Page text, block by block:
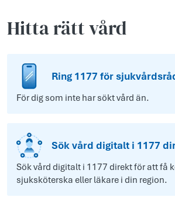
Hitta rätt vård
Ring 1177 för
För dig som inte har sökt vård än.
Sök vård digitalt i 1177
Sök vård digitalt i 1177 direkt för att få
sjuksköterska eller läkare i din region.